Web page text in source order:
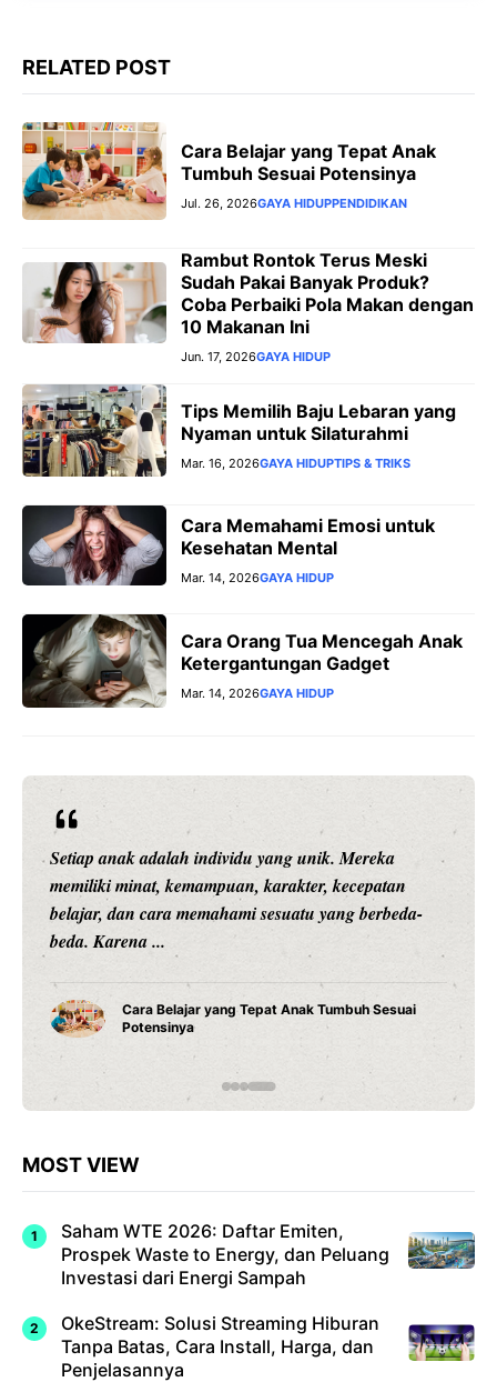
RELATED POST
Cara Belajar yang Tepat Anak
Tumbuh Sesuai Potensinya
Jul. 26, 2026GAYA HIDUPPENDIDIKAN
Rambut Rontok Terus Meski
Sudah Pakai Banyak Produk?
Coba Perbaiki Pola Makan dengan
10 Makanan Ini
Jun. 17, 2026GAYA HIDUP
Tips Memilih Baju Lebaran yang
Nyaman untuk Silaturahmi
Mar. 16, 2026GAYA HIDUPTIPS & TRIKS
Cara Memahami Emosi untuk
Kesehatan Mental
Mar. 14, 2026GAYA HIDUP
Cara Orang Tua Mencegah Anak
Ketergantungan Gadget
Mar. 14, 2026GAYA HIDUP
Setiap anak adalah individu yang unik. Mereka
memiliki minat, kemampuan, karakter, kecepatan
belajar, dan cara memahami sesuatu yang berbeda-
beda. Karena ...
Cara Belajar yang Tepat Anak Tumbuh Sesuai
Potensinya
MOST VIEW
Saham WTE 2026: Daftar Emiten,
Prospek Waste to Energy, dan Peluang
Investasi dari Energi Sampah
OkeStream: Solusi Streaming Hiburan
Tanpa Batas, Cara Install, Harga, dan
Penjelasannya